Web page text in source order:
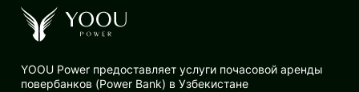
YOOU Power предоставляет услуги почасовой аренды
повербанков (Power Bank) в Узбекистане